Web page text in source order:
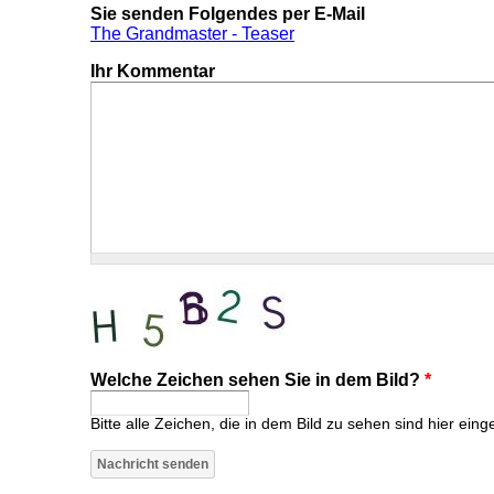
Sie senden Folgendes per E-Mail
The Grandmaster - Teaser
Ihr Kommentar
Welche Zeichen sehen Sie in dem Bild? *
Bitte alle Zeichen, die in dem Bild zu sehen sind hier